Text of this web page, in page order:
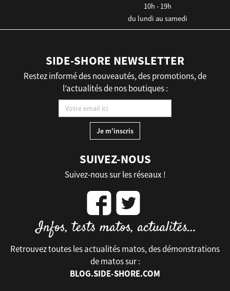
10h - 19h
du lundi au samedi
SIDE-SHORE NEWSLETTER
Restez informé des nouveautés, des promotions, de
l’actualités de nos boutiques :
SUIVEZ-NOUS
Suivez-nous sur les réseaux !
Retrouvez toutes les actualités matos, des démonstrations
de matos sur :
BLOG.SIDE-SHORE.COM